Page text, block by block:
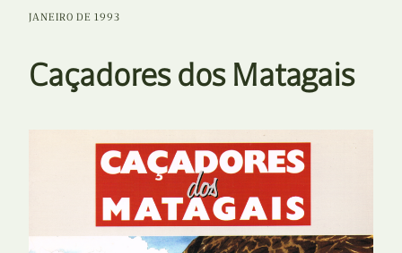
JANEIRO DE 1993
Caçadores dos Matagais